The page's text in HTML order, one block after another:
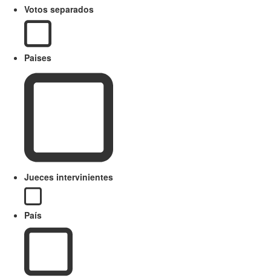
Votos separados
Paises
Jueces intervinientes
País